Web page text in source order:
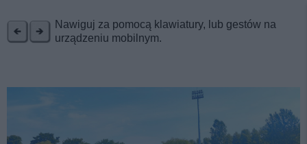
Nawiguj za pomocą klawiatury, lub gestów na
urządzeniu mobilnym.